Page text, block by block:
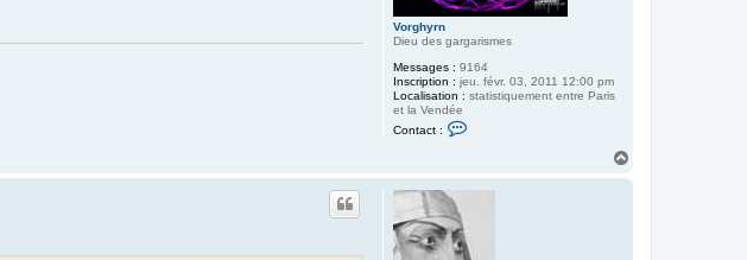
Vorghyrn
Dieu des gargarismes
Messages : 9164
Inscription : jeu. févr. 03, 2011 12:00 pm
Localisation : statistiquement entre Paris
et la Vendée
Contact :
a
V